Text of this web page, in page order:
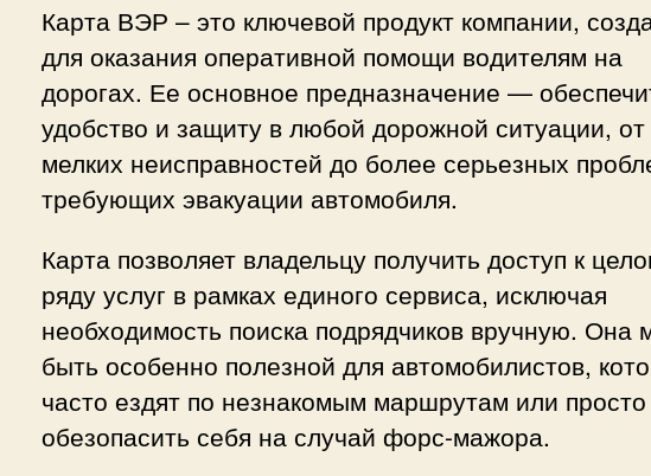
Карта ВЭР – это ключевой продукт компании,
для оказания оперативной помощи водителям на
дорогах. Ее основное предназначение —
удобство и защиту в любой дорожной ситуации, от
мелких неисправностей до более серьезных
требующих эвакуации автомобиля.
Карта позволяет владельцу получить доступ к
ряду услуг в рамках единого сервиса, исключая
необходимость поиска подрядчиков вручную. Она
быть особенно полезной для автомобилистов,
часто ездят по незнакомым маршрутам или просто
обезопасить себя на случай форс-мажора.